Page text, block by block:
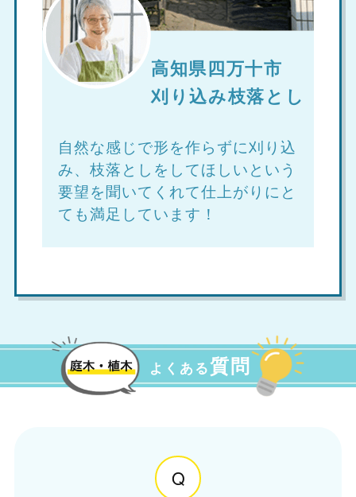
高知県四万十市
刈り込み枝落とし
自然な感じで形を作らずに刈り込
み、枝落としをしてほしいという
要望を聞いてくれて仕上がりにと
ても満足しています！
よくある質問
Q